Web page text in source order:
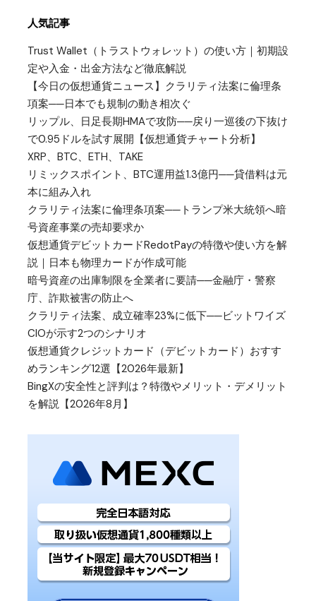
人気記事
Trust Wallet（トラストウォレット）の使い方｜初期設
定や入金・出金方法など徹底解説
【今日の仮想通貨ニュース】クラリティ法案に倫理条
項案──日本でも規制の動き相次ぐ
リップル、日足長期HMAで攻防──戻り一巡後の下抜け
で0.95ドルを試す展開【仮想通貨チャート分析】
XRP、BTC、ETH、TAKE
リミックスポイント、BTC運用益1.3億円──貸借料は元
本に組み入れ
クラリティ法案に倫理条項案──トランプ米大統領へ暗
号資産事業の売却要求か
仮想通貨デビットカードRedotPayの特徴や使い方を解
説｜日本も物理カードが作成可能
暗号資産の出庫制限を全業者に要請──金融庁・警察
庁、詐欺被害の防止へ
クラリティ法案、成立確率23%に低下──ビットワイズ
CIOが示す2つのシナリオ
仮想通貨クレジットカード（デビットカード）おすす
めランキング12選【2026年最新】
BingXの安全性と評判は？特徴やメリット・デメリット
を解説【2026年8月】